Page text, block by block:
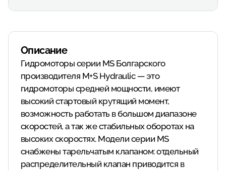
Описание
Гидромоторы серии MS Болгарского
производителя M+S Hydraulic — это
гидромоторы средней мощности, имеют
высокий стартовый крутящий момент,
возможность работать в большом диапазоне
скоростей, а так же стабильных оборотах на
высоких скоростях. Модели серии MS
снабжены тарельчатым клапаном: отдельный
распределительный клапан приводится в